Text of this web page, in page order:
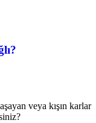
veya kışın karlar